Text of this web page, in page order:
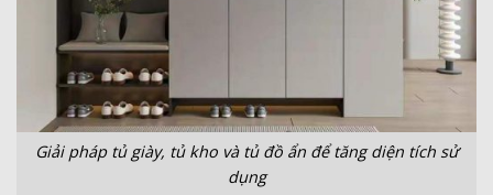
Giải pháp tủ giày, tủ kho và tủ đồ ẩn để tăng diện tích sử
dụng